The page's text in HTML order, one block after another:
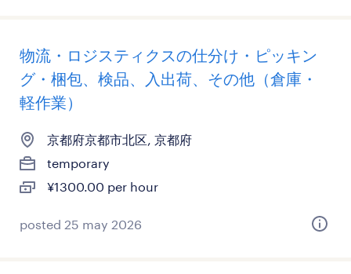
物流・ロジスティクスの仕分け・ピッキン
グ・梱包、検品、入出荷、その他（倉庫・
軽作業）
京都府京都市北区, 京都府
temporary
¥1300.00 per hour
posted 25 may 2026